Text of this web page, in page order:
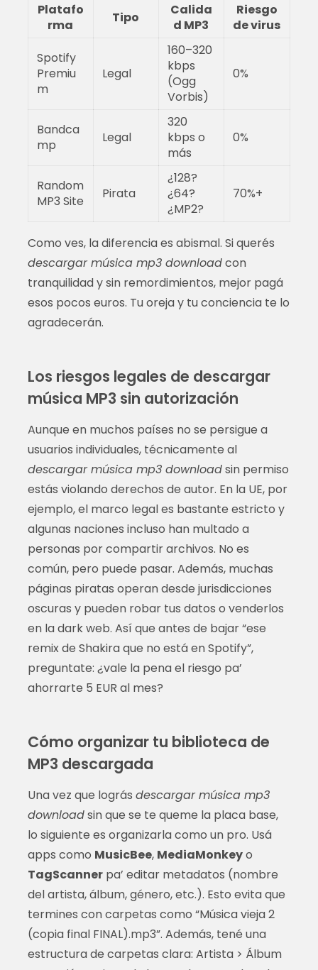
Platafo
rma
Tipo
Calida
d MP3
Riesgo
de virus
Spotify
Premiu
m
Legal
160–320
kbps
(Ogg
Vorbis)
0%
Bandca
mp
Legal
320
kbps o
más
0%
Random
MP3 Site
Pirata
¿128?
¿64?
¿MP2?
70%+
Como ves, la diferencia es abismal. Si querés
descargar música mp3 downloadcon
tranquilidad y sin remordimientos, mejor pagá
esos pocos euros. Tu oreja y tu conciencia te lo
agradecerán.
Los riesgos legales de descargar
música MP3 sin autorización
Aunque en muchos países no se persigue a
usuarios individuales, técnicamente al
descargar música mp3 downloadsin permiso
estás violando derechos de autor. En la UE, por
ejemplo, el marco legal es bastante estricto y
algunas naciones incluso han multado a
personas por compartir archivos. No es
común, pero puede pasar. Además, muchas
páginas piratas operan desde jurisdicciones
oscuras y pueden robar tus datos o venderlos
en la dark web. Así que antes de bajar “ese
remix de Shakira que no está en Spotify”,
preguntate: ¿vale la pena el riesgo pa’
ahorrarte 5 EUR al mes?
Cómo organizar tu biblioteca de
MP3 descargada
Una vez que lográs descargar música mp3
downloadsin que se te queme la placa base,
lo siguiente es organizarla como un pro. Usá
apps como MusicBee, MediaMonkeyo
TagScannerpa’ editar metadatos (nombre
del artista, álbum, género, etc.). Esto evita que
termines con carpetas como “Música vieja 2
(copia final FINAL).mp3”. Además, tené una
estructura de carpetas clara: Artista > Álbum